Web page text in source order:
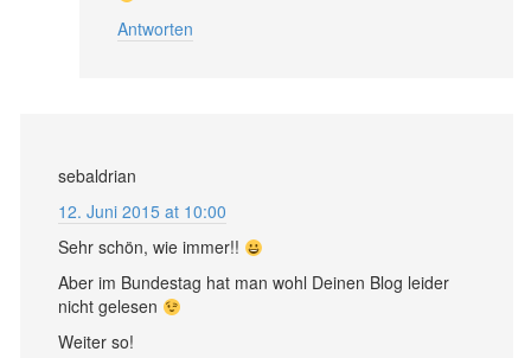
Antworten
sebaldrian
12. Juni 2015 at 10:00
Sehr schön, wie immer!!
Aber im Bundestag hat man wohl Deinen Blog leider
nicht gelesen
Weiter so!